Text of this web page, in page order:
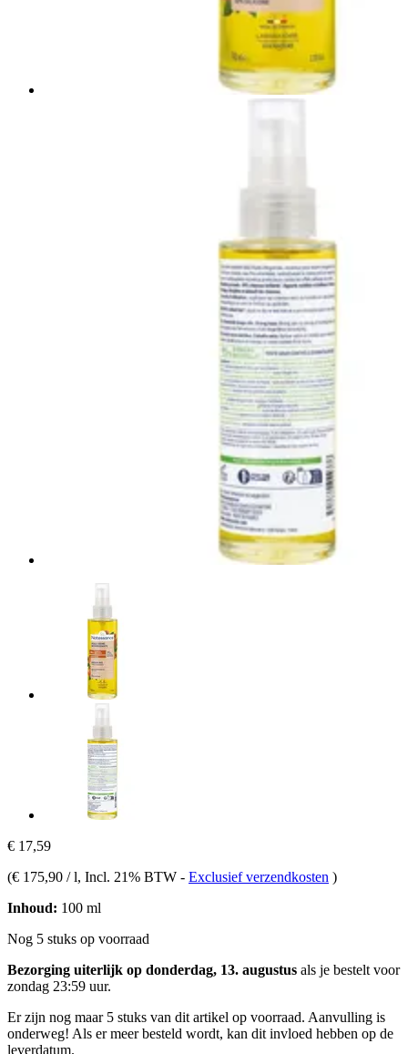
€ 17,59
(€ 175,90 / l, Incl. 21% BTW - Exclusief verzendkosten )
Inhoud: 100 ml
Nog 5 stuks op voorraad
Bezorging uiterlijk op donderdag, 13. augustus als je bestelt voor
zondag 23:59 uur.
Er zijn nog maar 5 stuks van dit artikel op voorraad. Aanvulling is
onderweg! Als er meer besteld wordt, kan dit invloed hebben op de
leverdatum.